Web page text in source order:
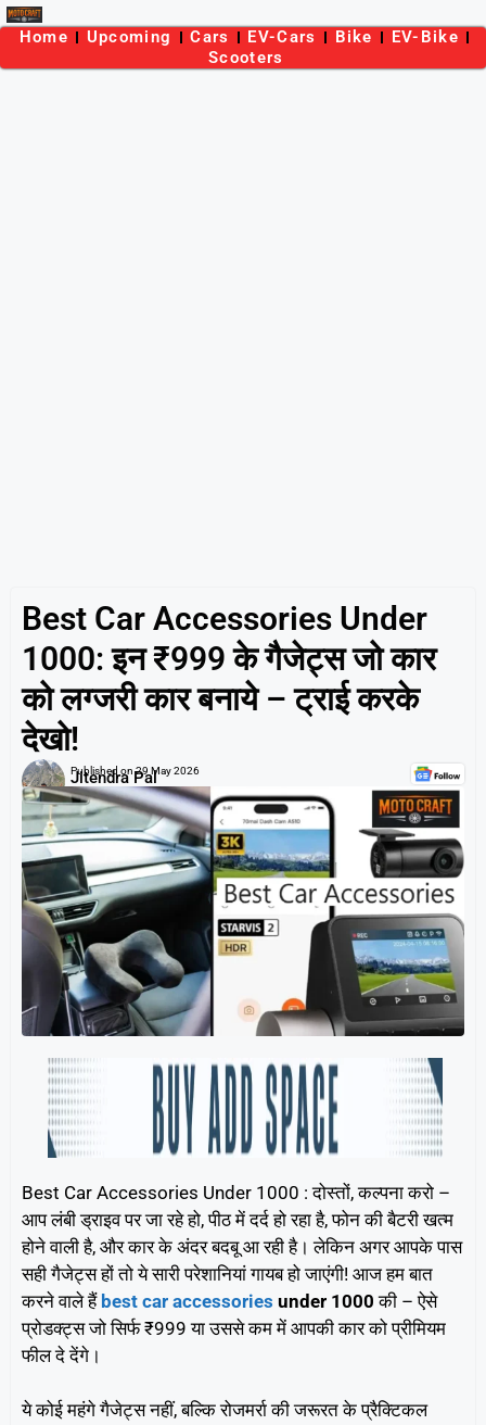
Home Upcoming Cars EV-Cars Bike
EV-Bike
Scooters
Best Car Accessories Under
1000: इन ₹999 के गैजेट्स जो कार
को लग्जरी कार बनाये – ट्राई करके
देखो!
Jitendra Pal
Published on 29 May 2026
Best Car Accessories Under 1000 : दोस्तों, कल्पना करो –
आप लंबी ड्राइव पर जा रहे हो, पीठ में दर्द हो रहा है, फोन की बैटरी खत्म
होने वाली है, और कार के अंदर बदबू आ रही है। लेकिन अगर आपके पास
सही गैजेट्स हों तो ये सारी परेशानियां गायब हो जाएंगी! आज हम बात
करने वाले हैं best car accessories under 1000 की – ऐसे
प्रोडक्ट्स जो सिर्फ ₹999 या उससे कम में आपकी कार को प्रीमियम
फील दे देंगे।
ये कोई महंगे गैजेट्स नहीं, बल्कि रोजमर्रा की जरूरत के प्रैक्टिकल